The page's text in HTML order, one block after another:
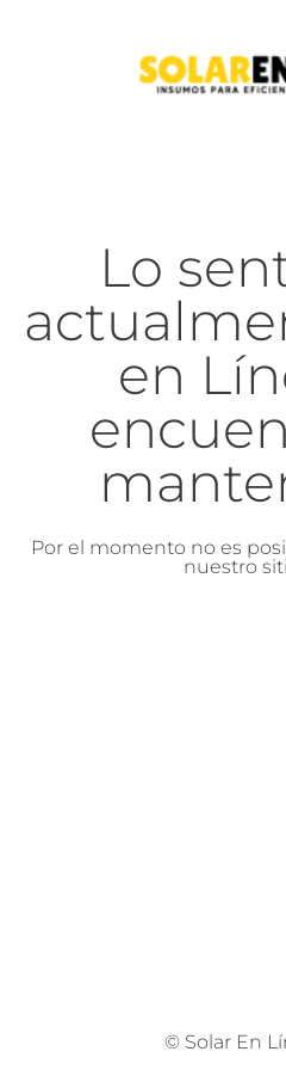
Lo
en
Por el momento no es
nuestro
© Solar En